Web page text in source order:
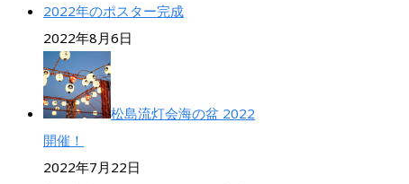
2022年のポスター完成
2022年8月6日
松島流灯会海の盆 2022
開催！
2022年7月22日